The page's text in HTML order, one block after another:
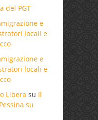
del PGT
e
locali e
e
locali e
Libera su Il
su